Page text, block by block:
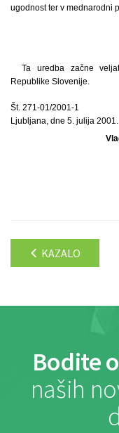
ugodnost ter v mednarodni
Ta uredba začne
Republike Slovenije.
Št. 271-01/2001-1
Ljubljana, dne 5. julija 2001.
KAZALO
Bodite
naših